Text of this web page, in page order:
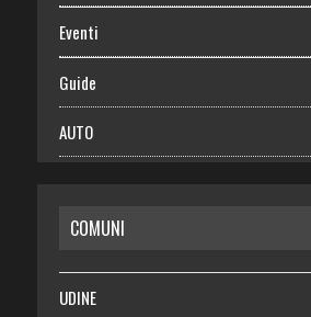
Eventi
Guide
AUTO
RISPARMIO
SALUTE
COMUNI
UDINE